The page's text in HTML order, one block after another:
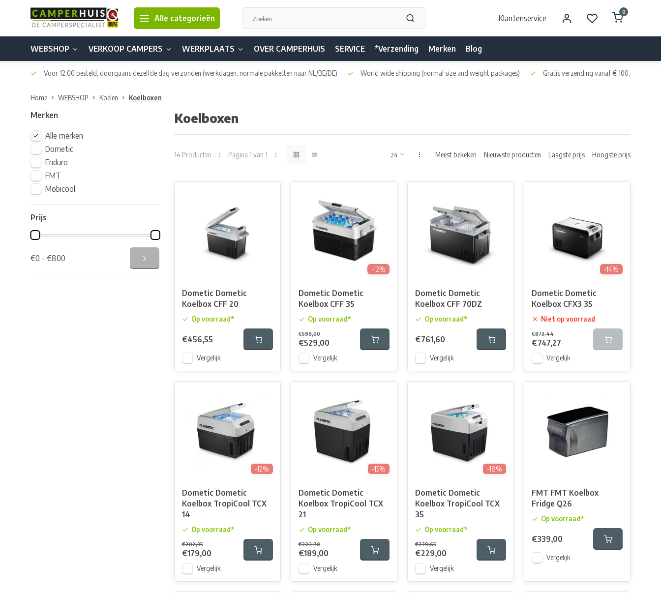
Alle categorieën Klantenservice
0
WEBSHOP VERKOOP CAMPERS WERKPLAATS OVER CAMPERHUIS SERVICE *Verzending Merken Blog
Voor 12:00 besteld, doorgaans dezelfde dag verzonden (werkdagen, normale pakketten naar NL/BE/DE) World wide shipping (normal size and weight packages) Gratis verzending vanaf € 100,- naar NL
Home WEBSHOP Koelen Koelboxen
Merken
Alle merken
Dometic
Enduro
FMT
Mobicool
Prijs
€0 - €800
Koelboxen
14 Producten Pagina 1 van 1 Meest bekeken Nieuwste producten Laagste prijs Hoogste prijs
Dometic Dometic
Koelbox CFF 20
Op voorraad*
€456,55
Vergelijk
-12%
Dometic Dometic
Koelbox CFF 35
Op voorraad*
€599,00
€529,00
Vergelijk
Dometic Dometic
Koelbox CFF 70DZ
Op voorraad*
€761,60
Vergelijk
-14%
Dometic Dometic
Koelbox CFX3 35
Niet op voorraad
€873,44
€747,27
Vergelijk
-12%
Dometic Dometic
Koelbox TropiCool TCX
14
Op voorraad*
€202,35
€179,00
Vergelijk
-15%
Dometic Dometic
Koelbox TropiCool TCX
21
Op voorraad*
€222,70
€189,00
Vergelijk
-18%
Dometic Dometic
Koelbox TropiCool TCX
35
Op voorraad*
€279,65
€229,00
Vergelijk
FMT FMT Koelbox
Fridge Q26
Op voorraad*
€339,00
Vergelijk